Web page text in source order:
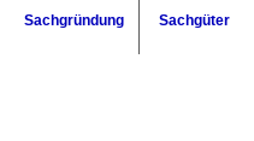
Sachgründung Sachgüter